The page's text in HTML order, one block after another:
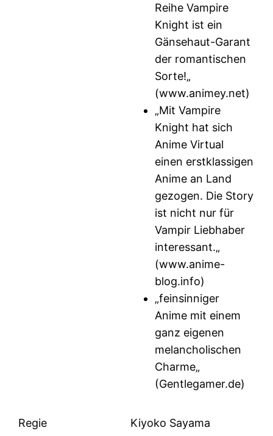
Reihe Vampire
Knight ist ein
Gänsehaut-Garant
der romantischen
Sorte!„
(www.animey.net)
„Mit Vampire
Knight hat sich
Anime Virtual
einen erstklassigen
Anime an Land
gezogen. Die Story
ist nicht nur für
Vampir Liebhaber
interessant.„
(www.anime-
blog.info)
„feinsinniger
Anime mit einem
ganz eigenen
melancholischen
Charme„
(Gentlegamer.de)
Regie Kiyoko Sayama